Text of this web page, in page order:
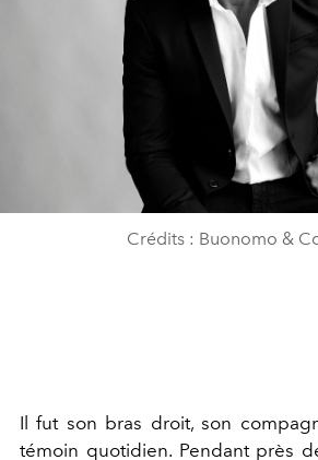
Crédits : Buonomo &
Il fut son bras droit, son
témoin quotidien. Pendant près